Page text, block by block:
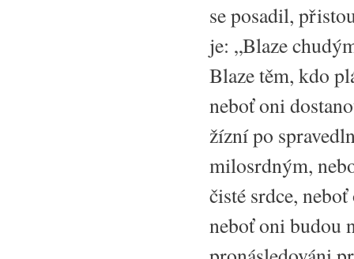
se posadil,
je: „Blaze
Blaze těm, kdo
neboť oni
žízní po
milosrdným,
čisté srdce,
neboť oni budou